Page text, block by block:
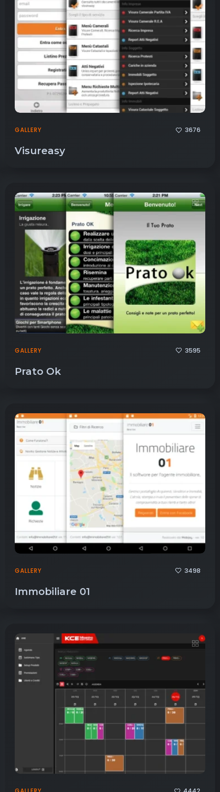
GALLERY 3676
Visureasy
GALLERY 3595
Prato Ok
GALLERY 3498
Immobiliare 01